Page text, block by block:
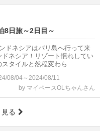
8日旅～2日目～
ドネシアはバリ島へ行って来
ドネシア！リゾート慣れしてい
タイルと然程変わら...
08/04～2024/08/11
by マイペースOLちゃんさん
る